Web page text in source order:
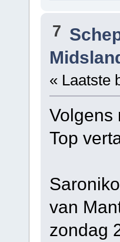
7
« Laatste
Volgens
Top
van
zondag